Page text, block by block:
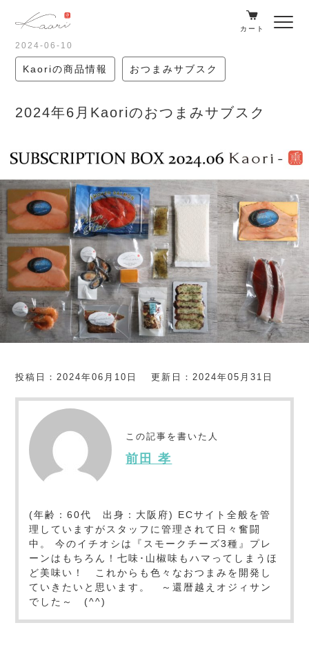
カート
2024-06-10
Kaoriの商品情報 おつまみサブスク
2024年6月Kaoriのおつまみサブスク
投稿日：2024年06月10日 更新日：2024年05月31日
この記事を書いた人
前田 孝
(年齢：60代 出身：大阪府) ECサイト全般を管
理していますがスタッフに管理されて日々奮闘
中。 今のイチオシは『スモークチーズ3種』プレ
ーンはもちろん！七味･山椒味もハマってしまうほ
ど美味い！ これからも色々なおつまみを開発し
ていきたいと思います。 ～還暦越えオジィサン
でした～ (^^)